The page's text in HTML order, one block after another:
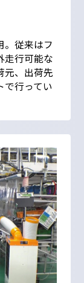
。従来はフ
走行可能な
元、出荷先
で行ってい